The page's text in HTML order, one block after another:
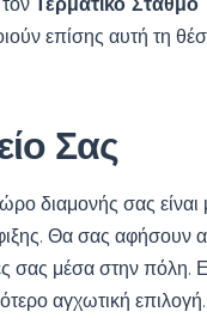
επίσης αυτή τη
Σας
διαμονής σας είναι
Θα σας αφήσουν
σας μέσα στην
αγχωτική επιλογή.